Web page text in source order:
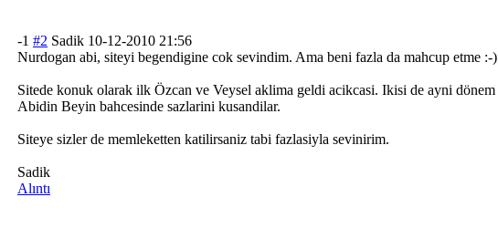
-1 #2 Sadik 10-12-2010 21:56
Nurdogan abi, siteyi begendigine cok sevindim. Ama beni fazla da mahcup etme :-)
Sitede konuk olarak ilk Özcan ve Veysel aklima geldi acikcasi. Ikisi de ayni dönem
Abidin Beyin bahcesinde sazlarini kusandilar.
Siteye sizler de memleketten katilirsaniz tabi fazlasiyla sevinirim.
Sadik
Alıntı